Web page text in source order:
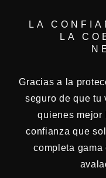
LA
LA
Gracias a la
seguro de que tu
quienes mejor
confianza que
completa gama